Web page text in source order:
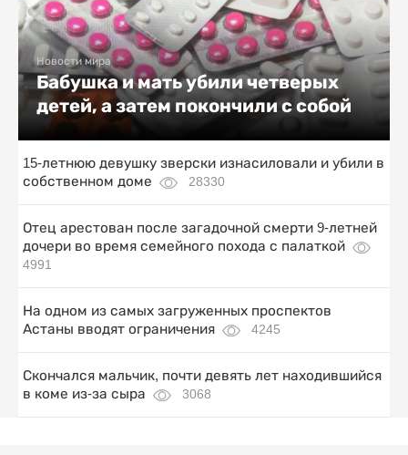
Новости мира
Бабушка и мать убили четверых
детей, а затем покончили с собой
15-летнюю девушку зверски изнасиловали и убили в
собственном доме
28330
Отец арестован после загадочной смерти 9-летней
дочери во время семейного похода с палаткой
4991
На одном из самых загруженных проспектов
Астаны вводят ограничения
4245
Скончался мальчик, почти девять лет находившийся
в коме из-за сыра
3068